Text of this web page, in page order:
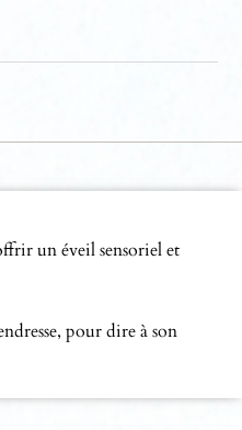
un éveil sensoriel et
pour dire à son